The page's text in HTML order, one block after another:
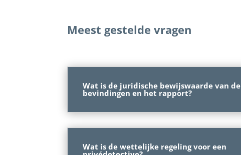
Meest gestelde vragen
Wat is de juridische bewijswaarde van de
bevindingen en het rapport?
Wat is de wettelijke regeling voor een